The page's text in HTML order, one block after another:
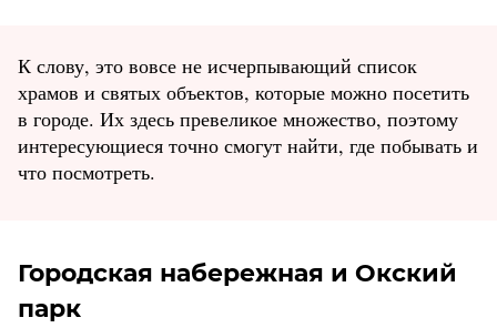
К слову, это вовсе не исчерпывающий список
храмов и святых объектов, которые можно посетить
в городе. Их здесь превеликое множество, поэтому
интересующиеся точно смогут найти, где побывать и
что посмотреть.
Городская набережная и Окский
парк